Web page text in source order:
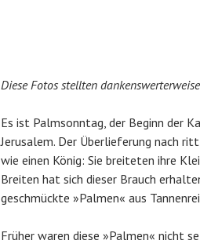
Diese Fotos stellten
Es ist Palmsonntag, der Beginn der
Jerusalem. Der Überlieferung nach
wie einen König: Sie breiteten ihre
Breiten hat sich dieser Brauch
geschmückte »Palmen« aus
Früher waren diese »Palmen« nicht